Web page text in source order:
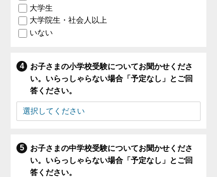
大学生
大学院生・社会人以上
いない
お子さまの小学校受験についてお聞かせくださ
い。いらっしゃらない場合「予定なし」とご回
答ください。
お子さまの中学校受験についてお聞かせくださ
い。いらっしゃらない場合「予定なし」とご回
答ください。